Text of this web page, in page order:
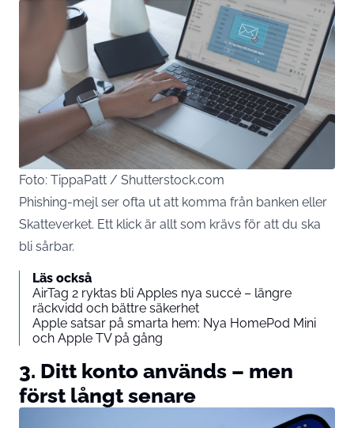
Foto: TippaPatt / Shutterstock.com
Phishing-mejl ser ofta ut att komma från banken eller
Skatteverket. Ett klick är allt som krävs för att du ska
bli sårbar.
Läs också
AirTag 2 ryktas bli Apples nya succé – längre
räckvidd och bättre säkerhet
Apple satsar på smarta hem: Nya HomePod Mini
och Apple TV på gång
3. Ditt konto används – men
först långt senare